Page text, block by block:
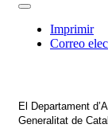
Imprimir
Correo
El Departament
Generalitat de